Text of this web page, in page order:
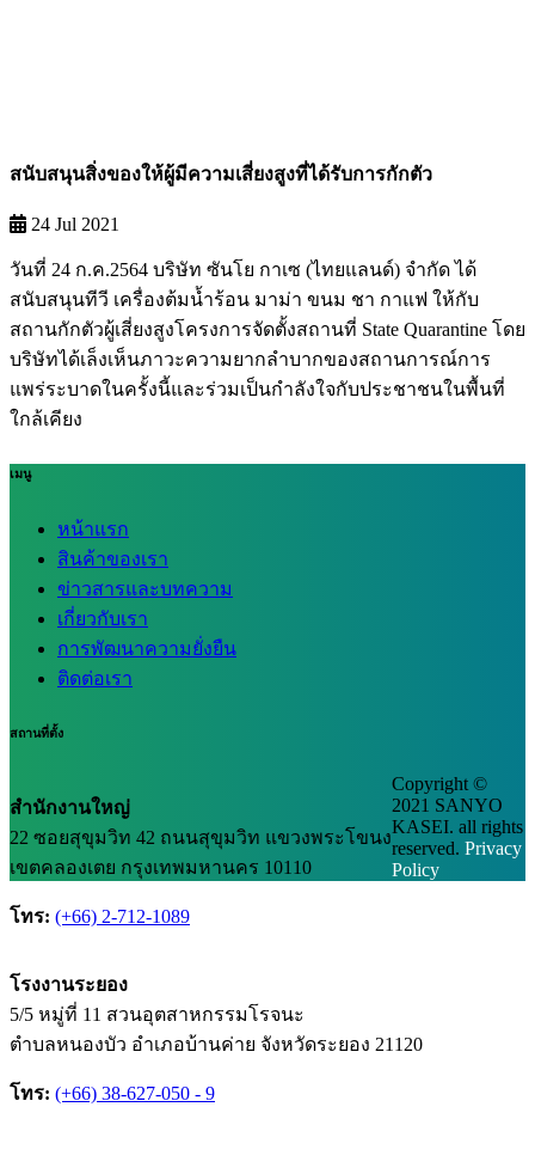
สนับสนุนสิ่งของให้ผู้มีความเสี่ยงสูงที่ได้รับการกักตัว
24 Jul 2021
วันที่ 24 ก.ค.2564 บริษัท ซันโย กาเซ (ไทยแลนด์) จำกัด ได้
สนับสนุนทีวี เครื่องต้มน้ำร้อน มาม่า ขนม ชา กาแฟ ให้กับ
สถานกักตัวผู้เสี่ยงสูงโครงการจัดตั้งสถานที่ State Quarantine โดย
บริษัทได้เล็งเห็นภาวะความยากลำบากของสถานการณ์การ
แพร่ระบาดในครั้งนี้และร่วมเป็นกำลังใจกับประชาชนในพื้นที่
ใกล้เคียง
เมนู
หน้าแรก
สินค้าของเรา
ข่าวสารและบทความ
เกี่ยวกับเรา
การพัฒนาความยั่งยืน
ติดต่อเรา
สถานที่ตั้ง
สำนักงานใหญ่
22 ซอยสุขุมวิท 42 ถนนสุขุมวิท แขวงพระโขนง
เขตคลองเตย กรุงเทพมหานคร 10110
โทร: (+66) 2-712-1089
โรงงานระยอง
5/5 หมู่ที่ 11 สวนอุตสาหกรรมโรจนะ
ตำบลหนองบัว อำเภอบ้านค่าย จังหวัดระยอง 21120
โทร: (+66) 38-627-050 - 9
Copyright ©
2021 SANYO
KASEI. all rights
reserved. Privacy
Policy